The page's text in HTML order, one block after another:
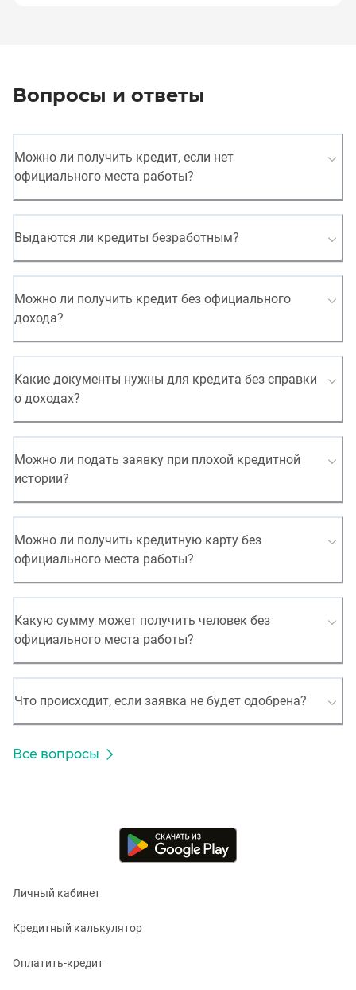
Вопросы и ответы
Можно ли получить кредит, если нет
официального места работы?
Выдаются ли кредиты безработным?
Можно ли получить кредит без официального
дохода?
Какие документы нужны для кредита без справки
о доходах?
Можно ли подать заявку при плохой кредитной
истории?
Можно ли получить кредитную карту без
официального места работы?
Какую сумму может получить человек без
официального места работы?
Что происходит, если заявка не будет одобрена?
Все вопросы
Личный кабинет
Кредитный калькулятор
Оплатить-кредит